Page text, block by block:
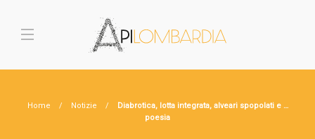
Home Notizie
Diabrotica, lotta integrata, alveari spopolati e …
poesia